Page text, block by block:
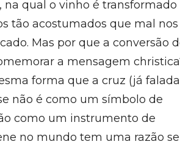
qual o vinho é transformado
tão acostumados que mal nos
Mas por que a conversão
a mensagem
forma que a cruz (já
não é como um símbolo de
como um instrumento de
no mundo tem uma razão se